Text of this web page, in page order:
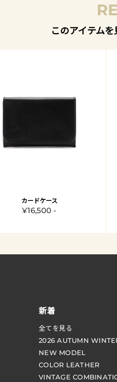
このアイテム
カードケース
¥16,500 -
新着
全てを見る
2026 AUTUMN
NEW MODEL
COLOR LEATHER
VINTAGE